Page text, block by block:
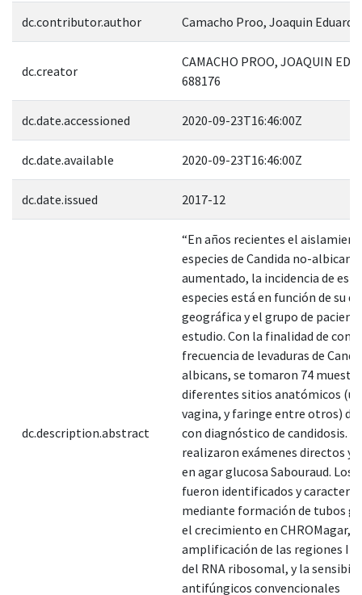
dc.contributor.author Camacho Proo, Joaquin Eduardo
dc.creator
CAMACHO PROO, JOAQUIN
688176
dc.date.accessioned 2020-09-23T16:46:00Z
dc.date.available 2020-09-23T16:46:00Z
dc.date.issued 2017-12
dc.description.abstract
“En años recientes el
especies de Candida no-albicans
aumentado, la incidencia de
especies está en función de su
geográfica y el grupo de
estudio. Con la finalidad de
frecuencia de levaduras de
albicans, se tomaron 74
diferentes sitios anatómicos
vagina, y faringe entre otros) de
con diagnóstico de candidosis. Se
realizaron exámenes directos y
en agar glucosa Sabouraud. Los
fueron identificados y
mediante formación de tubos
el crecimiento en CHROMagar,
amplificación de las regiones
del RNA ribosomal, y la
antifúngicos convencionales